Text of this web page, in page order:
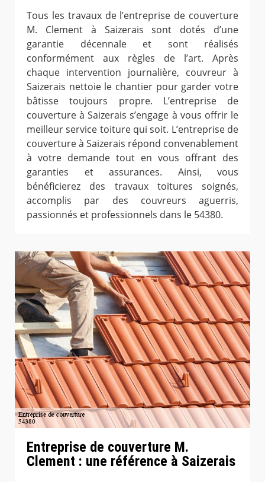
Tous les travaux de l’entreprise de couverture
M. Clement à Saizerais sont dotés d’une
garantie décennale et sont réalisés
conformément aux règles de l’art. Après
chaque intervention journalière, couvreur à
Saizerais nettoie le chantier pour garder votre
bâtisse toujours propre. L’entreprise de
couverture à Saizerais s’engage à vous offrir le
meilleur service toiture qui soit. L’entreprise de
couverture à Saizerais répond convenablement
à votre demande tout en vous offrant des
garanties et assurances. Ainsi, vous
bénéficierez des travaux toitures soignés,
accomplis par des couvreurs aguerris,
passionnés et professionnels dans le 54380.
Entreprise de couverture M.
Clement : une référence à Saizerais